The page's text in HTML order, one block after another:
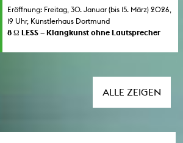
Eröffnung: Freitag, 30. Januar (bis 15. März) 2026,
19 Uhr, Künstlerhaus Dortmund
8 Ω LESS – Klangkunst ohne Lautsprecher
Künstlerhaus Dortmund in Kooperation mit
ALLE ZEIGEN